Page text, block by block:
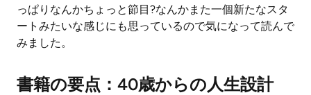
っぱりなんかちょっと節目?なんかまた一個新たなスタ
ートみたいな感じにも思っているので気になって読んで
みました。
書籍の要点：40歳からの人生設計